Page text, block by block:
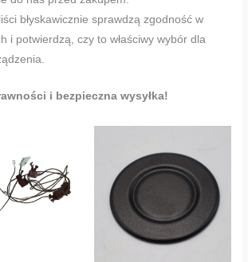
błyskawicznie sprawdzą zgodność w
i potwierdzą, czy to właściwy wybór dla
i bezpieczna wysyłka!